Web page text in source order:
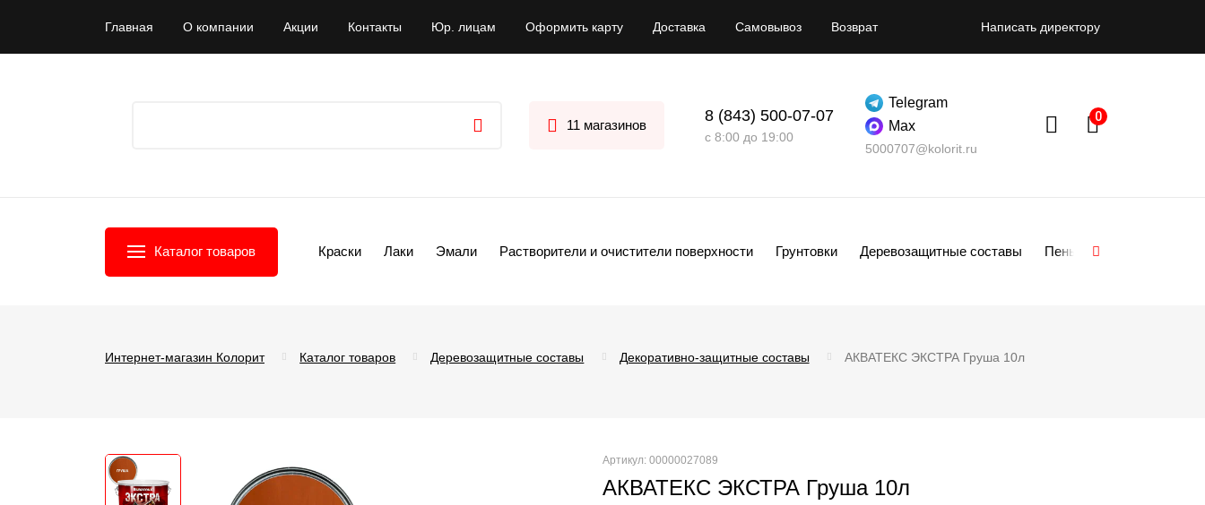
Главная О компании Акции Контакты Юр. лицам Оформить карту Доставка Самовывоз Возврат Написать директору
11 магазинов
8 (843) 500-07-07
с 8:00 до 19:00
Telegram
Max
5000707@kolorit.ru
Каталог товаров Краски Лаки Эмали Растворители и очистители поверхности Грунтовки Деревозащитные составы Пены
Интернет-магазин Колорит Каталог товаров Деревозащитные составы Декоративно-защитные составы АКВАТЕКС ЭКСТРА Груша 10л
Артикул: 00000027089
АКВАТЕКС ЭКСТРА Груша 10л